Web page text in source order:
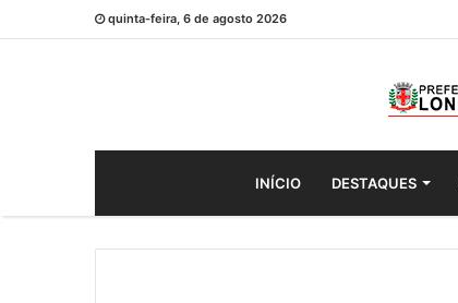
quinta-feira, 6 de agosto 2026
INÍCIO DESTAQUES